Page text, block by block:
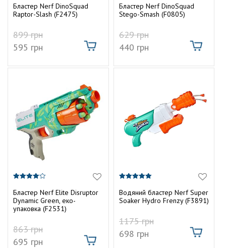
з 5
Бластер Nerf DinoSquad
Raptor-Slash (F2475)
899грн
595 грн
з
5
Бластер Nerf DinoSquad
Stego-Smash (F0805)
629грн
440 грн
з 5
Бластер Nerf Elite Disruptor
Dynamic Green, еко-
упаковка (F2531)
863грн
695 грн
з 5
Водяний бластер Nerf Super
Soaker Hydro Frenzy (F3891)
1175грн
698 грн